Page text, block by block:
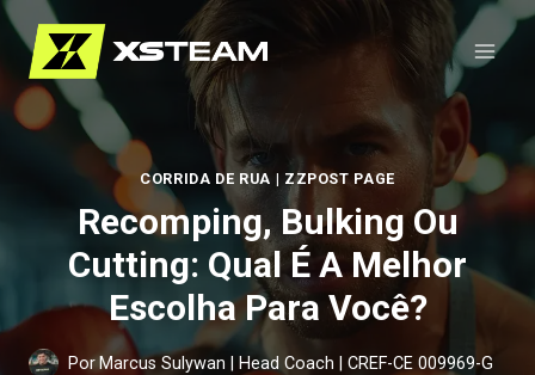
Pular
para
CORRIDA DE RUA | ZZPOST PAGE
Recomping, Bulking Ou
Cutting: Qual É A Melhor
Escolha Para Você?
Por Marcus Sulywan | Head Coach | CREF-CE 009969-G